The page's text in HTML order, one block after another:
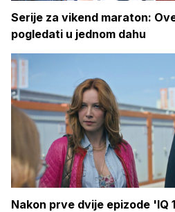
Serije za vikend maraton:
pogledati u jednom dahu
Nakon prve dvije epizode 'IQ